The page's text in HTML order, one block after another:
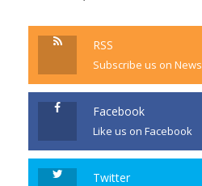
RSS
Subscribe us on News
Facebook
Like us on Facebook
Twitter